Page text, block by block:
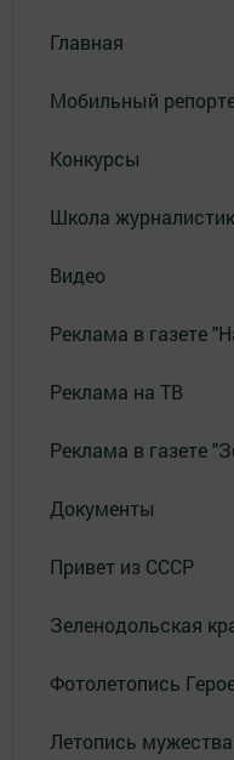
Главная
Мобильный
Конкурсы
Школа
Видео
Реклама в газете
Реклама на ТВ
Реклама в газете
Документы
Привет из СССР
Зеленодольская
Фотолетопись
Летопись мужества